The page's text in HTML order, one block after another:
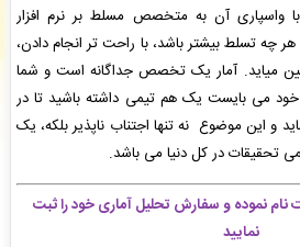
بررسی و پیش فاکتور برای شما صادر گردید. - ( شنبه
موفقیت پرداخت شد و سفارش تایپ، صفحه آرایی شما در
بررسی و پیش فاکتور برای شما صادر گردید. -( شنبه
واسپاری آن به متخصص مسلط بر نرم افزار
هر چه تسلط بیشتر باشد، با راحت تر انجام دادن،
میاید. آمار یک تخصص جداگانه است و شما
می بایست یک هم تیمی داشته باشید تا در
و این موضوع نه تنها اجتناب ناپذیر بلکه، یک
تحقیقات در کل دنیا می باشد.
نموده و سفارش تحلیل آماری خود را ثبت
نمایید